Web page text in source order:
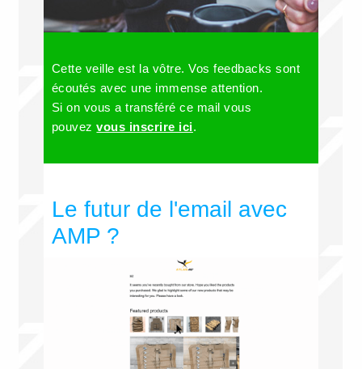
Cette veille est la vôtre. Vos feedbacks sont
écoutés avec une immense attention.
Si on vous a transféré ce mail vous
pouvezvous inscrire ici.
Le futur de l'email avec
AMP ?